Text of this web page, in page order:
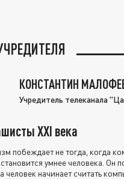
КОНСТАНТИН
Учредитель телеканала
XXI века
побеждает не тогда, когда
умнее человека. Он
человек начинает считать